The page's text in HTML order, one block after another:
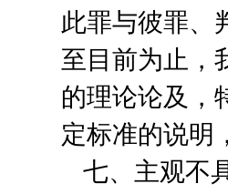
此罪与彼罪、
至目前为止，
的理论论及，
定标准的说明
七、主观不